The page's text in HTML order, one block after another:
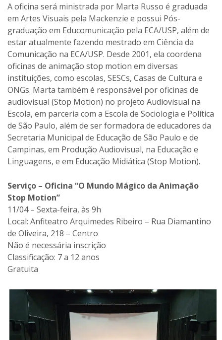
A oficina será ministrada por Marta Russo é graduada
em Artes Visuais pela Mackenzie e possui Pós-
graduação em Educomunicação pela ECA/USP, além de
estar atualmente fazendo mestrado em Ciência da
Comunicação na ECA/USP. Desde 2001, ela coordena
oficinas de animação stop motion em diversas
instituições, como escolas, SESCs, Casas de Cultura e
ONGs. Marta também é responsável por oficinas de
audiovisual (Stop Motion) no projeto Audiovisual na
Escola, em parceria com a Escola de Sociologia e Política
de São Paulo, além de ser formadora de educadores da
Secretaria Municipal de Educação de São Paulo e de
Campinas, em Produção Audiovisual, na Educação e
Linguagens, e em Educação Midiática (Stop Motion).
Serviço – Oficina “O Mundo Mágico da Animação
Stop Motion”
11/04 – Sexta-feira, às 9h
Local: Anfiteatro Arquimedes Ribeiro – Rua Diamantino
de Oliveira, 218 – Centro
Não é necessária inscrição
Classificação: 7 a 12 anos
Gratuita